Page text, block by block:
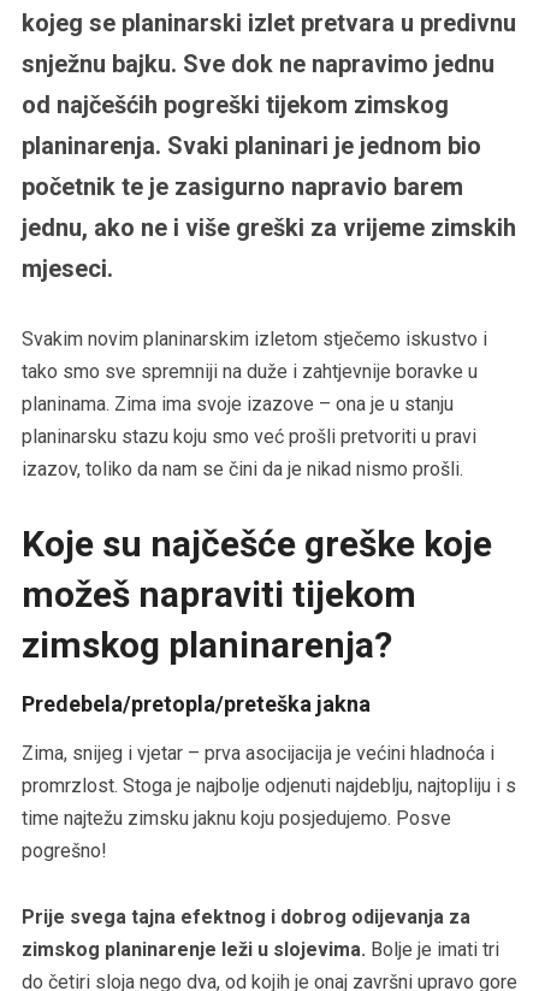
kojeg se planinarski izlet pretvara u predivnu
snježnu bajku. Sve dok ne napravimo jednu
od najčešćih pogreški tijekom zimskog
planinarenja. Svaki planinari je jednom bio
početnik te je zasigurno napravio barem
jednu, ako ne i više greški za vrijeme zimskih
mjeseci.
Svakim novim planinarskim izletom stječemo iskustvo i
tako smo sve spremniji na duže i zahtjevnije boravke u
planinama. Zima ima svoje izazove – ona je u stanju
planinarsku stazu koju smo već prošli pretvoriti u pravi
izazov, toliko da nam se čini da je nikad nismo prošli.
Koje su najčešće greške koje
možeš napraviti tijekom
zimskog planinarenja?
Predebela/pretopla/preteška jakna
Zima, snijeg i vjetar – prva asocijacija je većini hladnoća i
promrzlost. Stoga je najbolje odjenuti najdeblju, najtopliju i s
time najtežu zimsku jaknu koju posjedujemo. Posve
pogrešno!
Prije svega tajna efektnog i dobrog odijevanja za
zimskog planinarenje leži u slojevima. Bolje je imati tri
do četiri sloja nego dva, od kojih je onaj završni upravo gore